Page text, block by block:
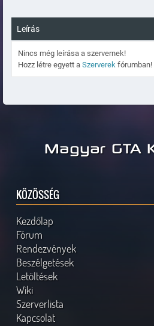
Leírás
Nincs még leírása a szervernek!
Hozz létre egyett a Szerverek fórumban!
Magyar GTA
KÖZÖSSÉG
Kezdőlap
Fórum
Rendezvények
Beszélgetések
Letöltések
Wiki
Szerverlista
Kapcsolat